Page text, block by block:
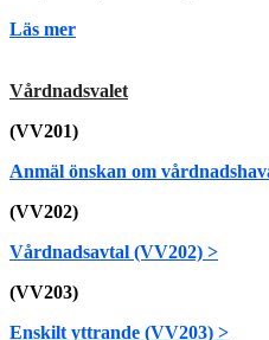
Läs mer
Vårdnadsvalet
(VV201)
Anmäl önskan om
(VV202)
Vårdnadsavtal (VV202) >
(VV203)
Enskilt yttrande (VV203) >